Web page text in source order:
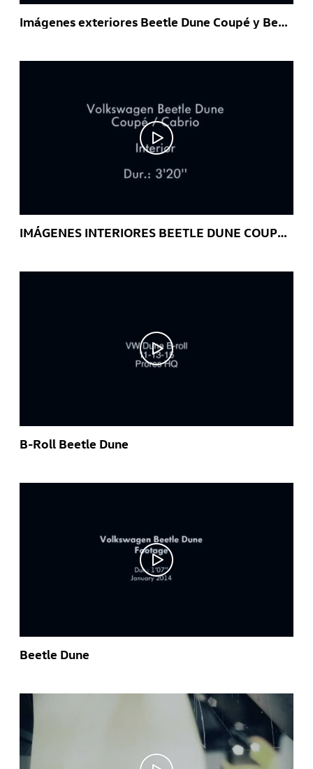
Imágenes exteriores Beetle Dune Coupé y Beetle Dune Cabrio
IMÁGENES INTERIORES BEETLE DUNE COUPÉ Y BEETLE DUNE CABRIO
B-Roll Beetle Dune
Beetle Dune